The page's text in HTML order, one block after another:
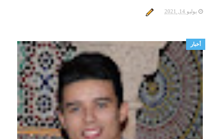
يوليو 14, 2021
أخبار